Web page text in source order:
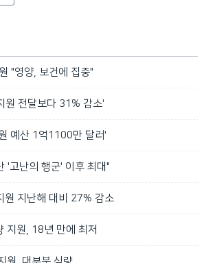
"영양, 보건에 집중"
원 전달보다 31% 감소'
예산 1억1100만 달러'
'고난의 행군' 이후 최대"
원 지난해 대비 27% 감소
지원, 18년 만에 최저